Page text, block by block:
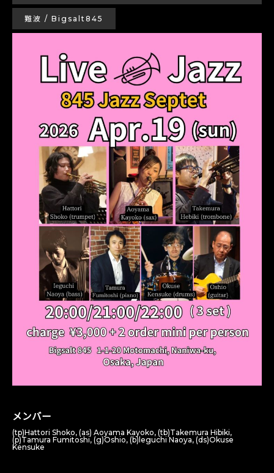
難波 / Bigsalt845
メンバー
(tp)Hattori Shoko, (as) Aoyama Kayoko, (tb)Takemura Hibiki,
(p)Tamura Fumitoshi, (g)Oshio, (b)leguchi Naoya, (ds)Okuse
Kensuke